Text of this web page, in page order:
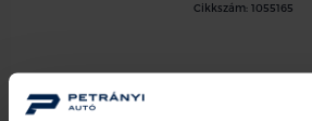
Cikkszám: 1055165
Ez a termék jelenleg